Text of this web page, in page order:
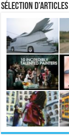
Sélection d’articles